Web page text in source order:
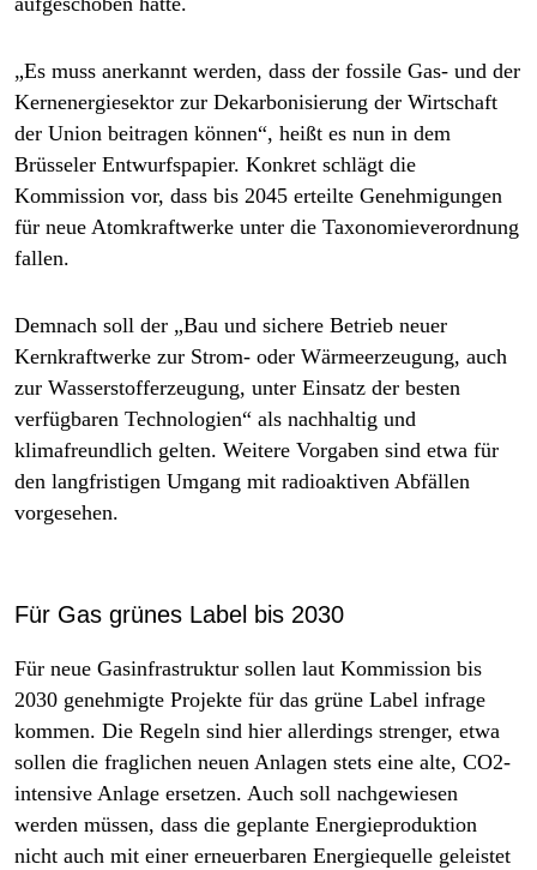
„Es muss anerkannt werden, dass der fossile Gas- und der
Kernenergiesektor zur Dekarbonisierung der Wirtschaft
der Union beitragen können“, heißt es nun in dem
Brüsseler Entwurfspapier. Konkret schlägt die
Kommission vor, dass bis 2045 erteilte Genehmigungen
für neue Atomkraftwerke unter die Taxonomieverordnung
fallen.
Demnach soll der „Bau und sichere Betrieb neuer
Kernkraftwerke zur Strom- oder Wärmeerzeugung, auch
zur Wasserstofferzeugung, unter Einsatz der besten
verfügbaren Technologien“ als nachhaltig und
klimafreundlich gelten. Weitere Vorgaben sind etwa für
den langfristigen Umgang mit radioaktiven Abfällen
vorgesehen.
Für Gas grünes Label bis 2030
Für neue Gasinfrastruktur sollen laut Kommission bis
2030 genehmigte Projekte für das grüne Label infrage
kommen. Die Regeln sind hier allerdings strenger, etwa
sollen die fraglichen neuen Anlagen stets eine alte, CO2-
intensive Anlage ersetzen. Auch soll nachgewiesen
werden müssen, dass die geplante Energieproduktion
nicht auch mit einer erneuerbaren Energiequelle geleistet